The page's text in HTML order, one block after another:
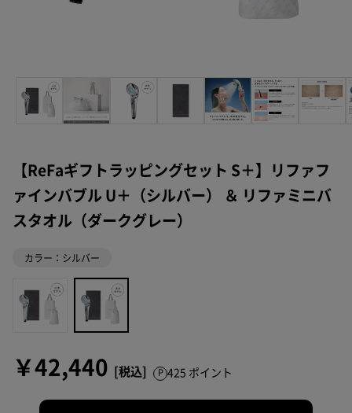
【ReFaギフトラッピングセット S＋】リファフ
ァインバブル U＋（シルバー） ＆ リファミニバ
スタオル（ダークグレー）
カラー：シルバー
￥42,440 425 ポイント